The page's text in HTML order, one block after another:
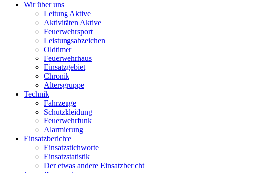
Wir über uns
Leitung Aktive
Aktivitäten Aktive
Feuerwehrsport
Leistungsabzeichen
Oldtimer
Feuerwehrhaus
Einsatzgebiet
Chronik
Altersgruppe
Technik
Fahrzeuge
Schutzkleidung
Feuerwehrfunk
Alarmierung
Einsatzberichte
Einsatzstichworte
Einsatzstatistik
Der etwas andere Einsatzbericht